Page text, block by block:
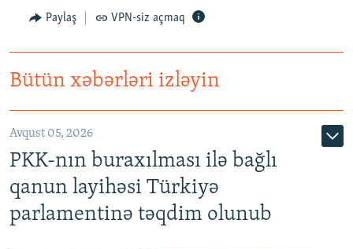
Paylaş VPN-siz açmaq
Bütün xəbərləri izləyin
Avqust 05, 2026
PKK-nın buraxılması ilə bağlı
qanun layihəsi Türkiyə
parlamentinə təqdim olunub